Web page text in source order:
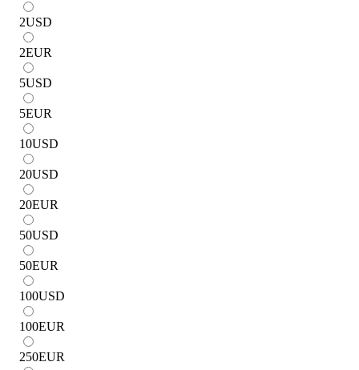
2USD
2EUR
5USD
5EUR
10USD
20USD
20EUR
50USD
50EUR
100USD
100EUR
250EUR